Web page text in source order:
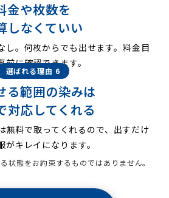
金や枚数を
しなくていい
し。何枚からでも出せます。料金目
前に確認できます。
選ばれる理由 6
る範囲の染みは
対応してくれる
無料で取ってくれるので、出すだけ
がキレイになります。
状態をお約束するものではありません。